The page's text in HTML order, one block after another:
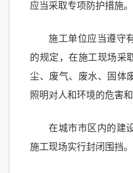
应当采取专项防护措施。
施工单位应当遵守
的规定，在施工现场采
尘、废气、废水、固体
照明对人和环境的危害和
在城市市区内的建
施工现场实行封闭围挡。